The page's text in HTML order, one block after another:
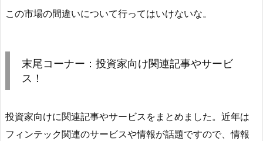
この市場の間違いについて行ってはいけないな。
末尾コーナー：投資家向け関連記事やサービ
ス！
投資家向けに関連記事やサービスをまとめました。近年は
フィンテック関連のサービスや情報が話題ですので、情報